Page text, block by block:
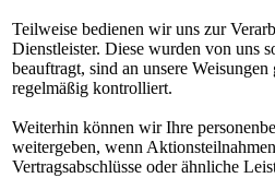
Teilweise bedienen wir uns zur
Dienstleister. Diese wurden von uns
beauftragt, sind an unsere
regelmäßig kontrolliert.
Weiterhin können wir Ihre
weitergeben, wenn
Vertragsabschlüsse oder ähnliche